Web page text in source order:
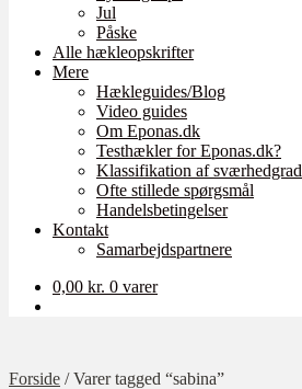
Jul
Påske
Alle hækleopskrifter
Mere
Hækleguides/Blog
Video guides
Om Eponas.dk
Testhækler for Eponas.dk?
Klassifikation af sværhedgrad
Ofte stillede spørgsmål
Handelsbetingelser
Kontakt
Samarbejdspartnere
0,00 kr. 0 varer
Forside /Varer tagged “sabina”